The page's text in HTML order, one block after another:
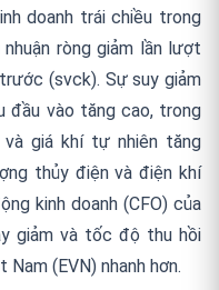
doanh trái chiều trong
ròng giảm lần lượt
(svck). Sự suy giảm
đầu vào tăng cao, trong
giá khí tự nhiên tăng
thủy điện và điện khí
kinh doanh (CFO) của
giảm và tốc độ thu hồi
(EVN) nhanh hơn.